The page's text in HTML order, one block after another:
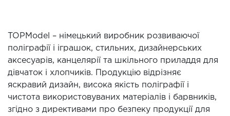
TOPModel – німецький виробник розвиваючої
поліграфії і іграшок, стильних, дизайнерських
аксесуарів, канцелярії та шкільного приладдя для
дівчаток і хлопчиків. Продукцію відрізняє
яскравий дизайн, висока якість поліграфії і
чистота використовуваних матеріалів і барвників,
згідно з директивами про безпеку продукції для